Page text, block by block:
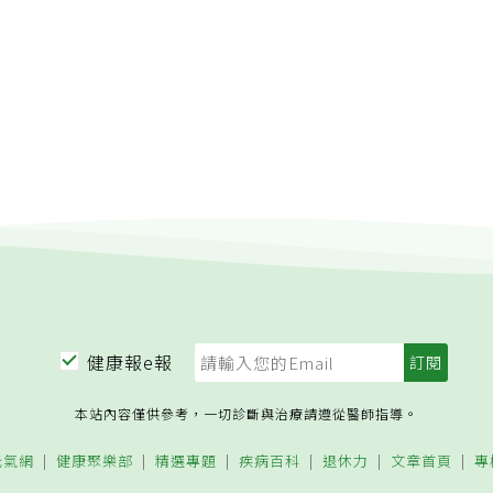
健康報e報
本站內容僅供參考，一切診斷與治療請遵從醫師指導。
網 健康聚樂部 精選專題 疾病百科 退休力 文章首頁